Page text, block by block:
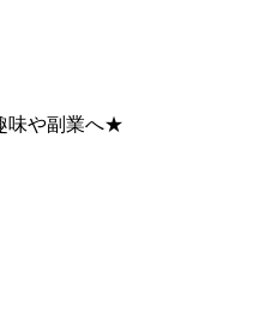
味や副業へ★